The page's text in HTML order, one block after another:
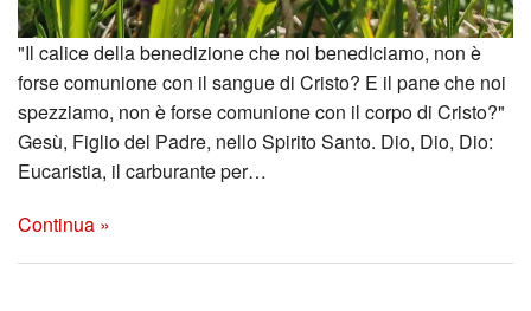
"Il calice della benedizione che noi benediciamo, non è
forse comunione con il sangue di Cristo? E il pane che noi
spezziamo, non è forse comunione con il corpo di Cristo?"
Gesù, Figlio del Padre, nello Spirito Santo. Dio, Dio, Dio:
Eucaristia, il carburante per…
Continua »